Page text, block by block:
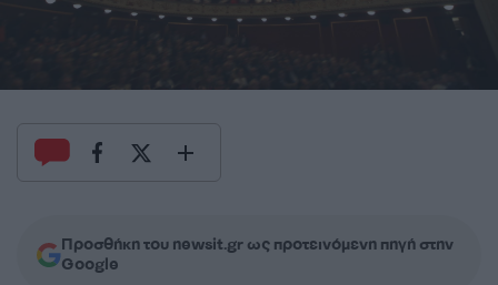
Προσθήκη του newsit.gr ως προτεινόμενη πηγή στην
Google